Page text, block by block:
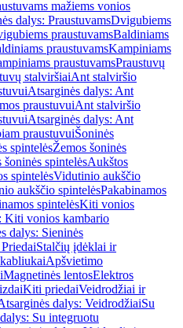
mažiems vonios
dalys: PraustuvamsDvigubiems
praustuvamsBaldiniams
praustuvamsKampiniams
praustuvamsPraustuvų
stalviršiaiAnt stalviršio
Atsarginės dalys: Ant
praustuvuiAnt stalviršio
Atsarginės dalys: Ant
praustuvuiŠoninės
spintelėsŽemos šoninės
spintelėsAukštos
spintelėsVidutinio aukščio
aukščio spintelėsPakabinamos
spintelėsKiti vonios
Kiti vonios kambario
dalys: Sieninės
Stalčių įdėklai ir
Apšvietimo
Magnetinės lentosElektros
Kiti priedaiVeidrodžiai ir
dalys: VeidrodžiaiSu
Su integruotu